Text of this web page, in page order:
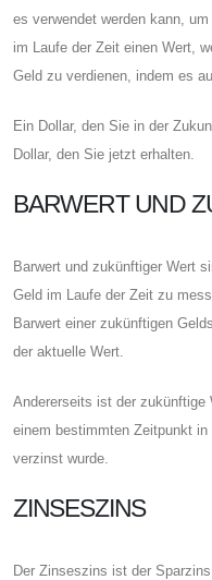
es verwendet werden kann,
im Laufe der Zeit einen Wert,
Geld zu verdienen, indem es
Ein Dollar, den Sie in der
Dollar, den Sie jetzt erhalten.
BARWERT UND
Barwert und zukünftiger Wert
Geld im Laufe der Zeit zu
Barwert einer zukünftigen
der aktuelle Wert.
Andererseits ist der
einem bestimmten Zeitpunkt
verzinst wurde.
ZINSESZINS
Der Zinseszins ist der